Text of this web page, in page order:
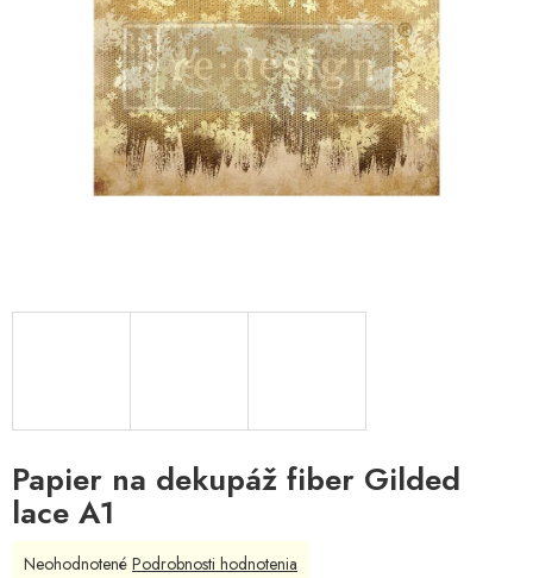
Papier na dekupáž fiber Gilded
lace A1
Priemerné
Neohodnotené Podrobnosti hodnotenia